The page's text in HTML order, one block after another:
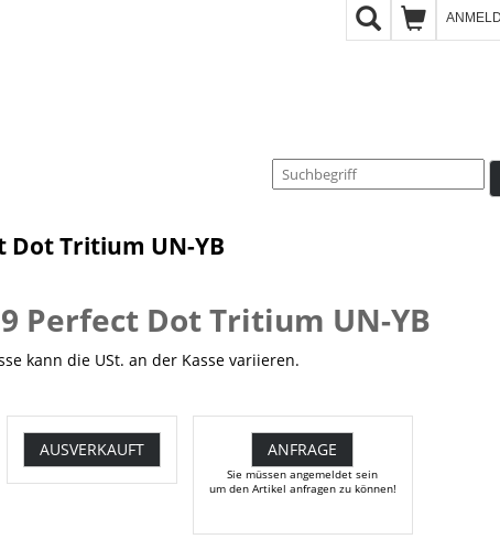
Dot Tritium UN-YB
Perfect Dot Tritium UN-YB
kann die USt. an der Kasse variieren.
AUSVERKAUFT ANFRAGE
Sie müssen angemeldet sein
um den Artikel anfragen zu können!